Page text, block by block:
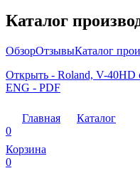
Каталог
ОбзорОтзывыКаталог
Открыть - Roland, V-40HD
ENG - PDF
Главная
Каталог
0
Корзина
0